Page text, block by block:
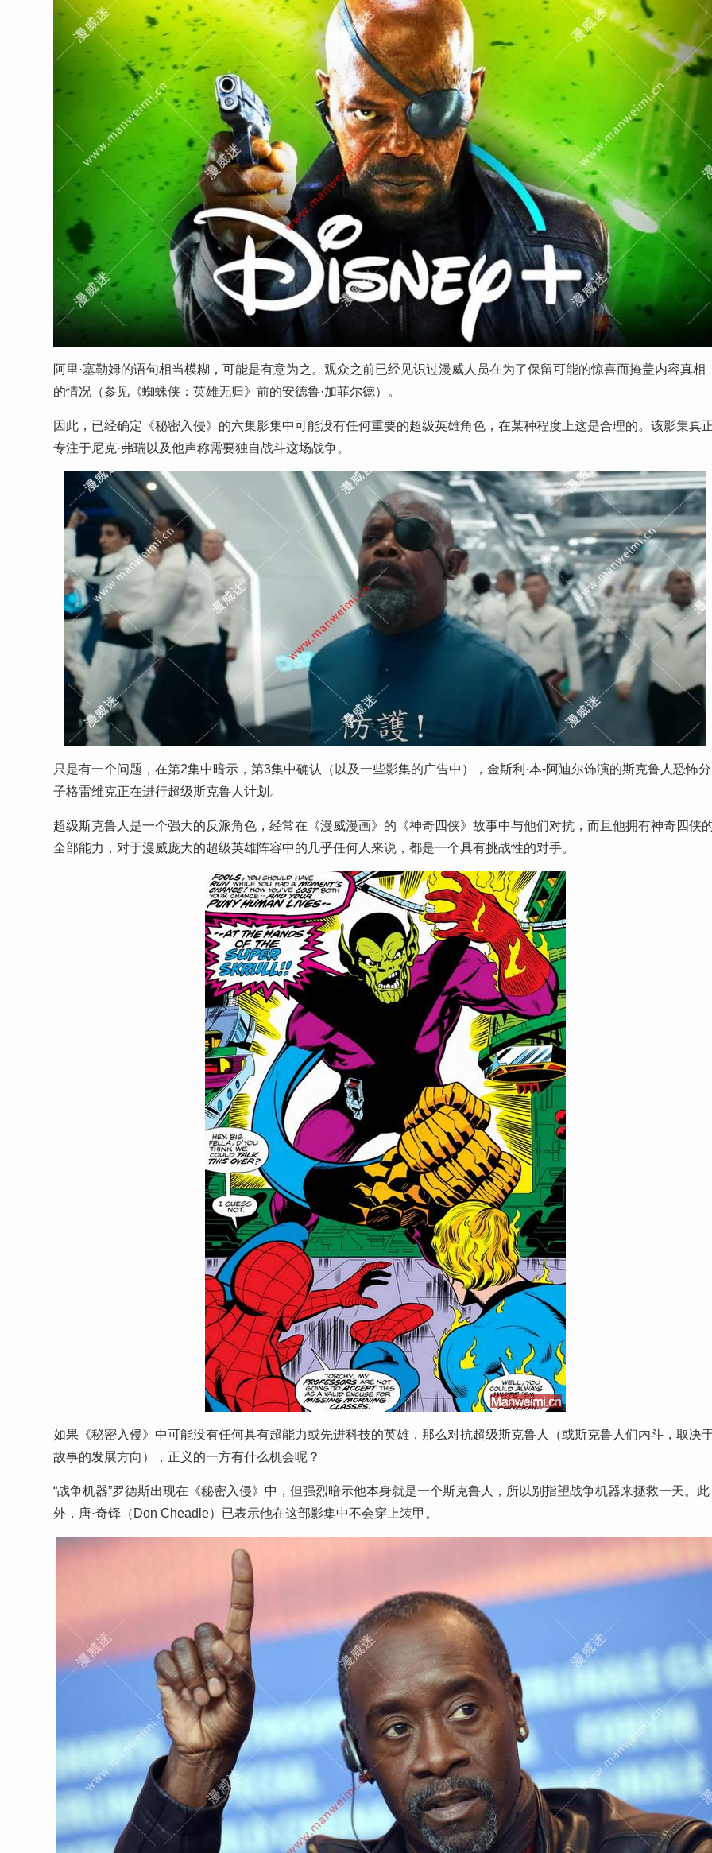
阿里·塞勒姆的语句相当模糊，可能是有意为之。观众之前已经见识过漫威人员在为了保留可能的惊喜而掩盖内容真相
的情况（参见《蜘蛛侠：英雄无归》前的安德鲁·加菲尔德）。
因此，已经确定《秘密入侵》的六集影集中可能没有任何重要的超级英雄角色，在某种程度上这是合理的。该影集真
专注于尼克·弗瑞以及他声称需要独自战斗这场战争。
只是有一个问题，在第2集中暗示，第3集中确认（以及一些影集的广告中），金斯利·本-阿迪尔饰演的斯克鲁人恐怖分
子格雷维克正在进行超级斯克鲁人计划。
超级斯克鲁人是一个强大的反派角色，经常在《漫威漫画》的《神奇四侠》故事中与他们对抗，而且他拥有神奇四侠
全部能力，对于漫威庞大的超级英雄阵容中的几乎任何人来说，都是一个具有挑战性的对手。
如果《秘密入侵》中可能没有任何具有超能力或先进科技的英雄，那么对抗超级斯克鲁人（或斯克鲁人们内斗，取决
故事的发展方向），正义的一方有什么机会呢？
“战争机器”罗德斯出现在《秘密入侵》中，但强烈暗示他本身就是一个斯克鲁人，所以别指望战争机器来拯救一天。此
外，唐·奇铎（Don Cheadle）已表示他在这部影集中不会穿上装甲。